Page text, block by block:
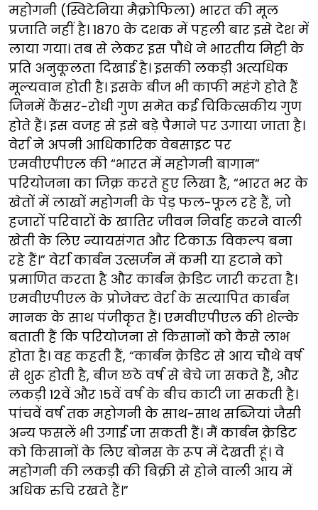
महोगनी (स्विटेनिया मैक्रोफिला) भारत की मूल
प्रजाति नहीं है। 1870 के दशक में पहली बार इसे देश में
लाया गया। तब से लेकर इस पौधे ने भारतीय मिट्टी के
प्रति अनुकूलता दिखाई है। इसकी लकड़ी अत्यधिक
मूल्यवान होती है। इसके बीज भी काफी महंगे होते हैं
जिनमें कैंसर-रोधी गुण समेत कई चिकित्सकीय गुण
होते हैं। इस वजह से इसे बड़े पैमाने पर उगाया जाता है।
वेर्रा ने अपनी आधिकारिक वेबसाइट पर
एमवीएपीएल की “भारत में महोगनी बागान”
परियोजना का जिक्र करते हुए लिखा है, “भारत भर के
खेतों में लाखों महोगनी के पेड़ फल-फूल रहे हैं, जो
हजारों परिवारों के खातिर जीवन निर्वाह करने वाली
खेती के लिए न्यायसंगत और टिकाऊ विकल्प बना
रहे हैं।” वेर्रा कार्बन उत्सर्जन में कमी या हटाने को
प्रमाणित करता है और कार्बन क्रेडिट जारी करता है।
एमवीएपीएल के प्रोजेक्ट वेर्रा के सत्यापित कार्बन
मानक के साथ पंजीकृत हैं। एमवीएपीएल की शेल्के
बताती हैं कि परियोजना से किसानों को कैसे लाभ
होता है। वह कहती हैं, “कार्बन क्रेडिट से आय चौथे वर्ष
से शुरू होती है, बीज छठे वर्ष से बेचे जा सकते हैं, और
लकड़ी 12वें और 15वें वर्ष के बीच काटी जा सकती है।
पांचवें वर्ष तक महोगनी के साथ-साथ सब्जियां जैसी
अन्य फसलें भी उगाई जा सकती हैं। मैं कार्बन क्रेडिट
को किसानों के लिए बोनस के रूप में देखती हूं। वे
महोगनी की लकड़ी की बिक्री से होने वाली आय में
अधिक रुचि रखते हैं।”